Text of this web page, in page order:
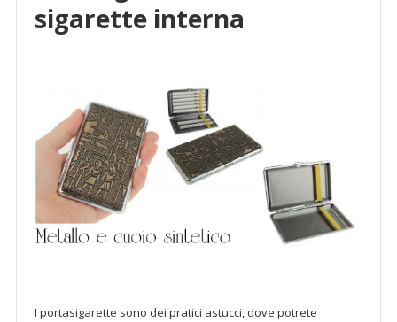
sigarette interna
I portasigarette sono dei pratici astucci, dove potrete